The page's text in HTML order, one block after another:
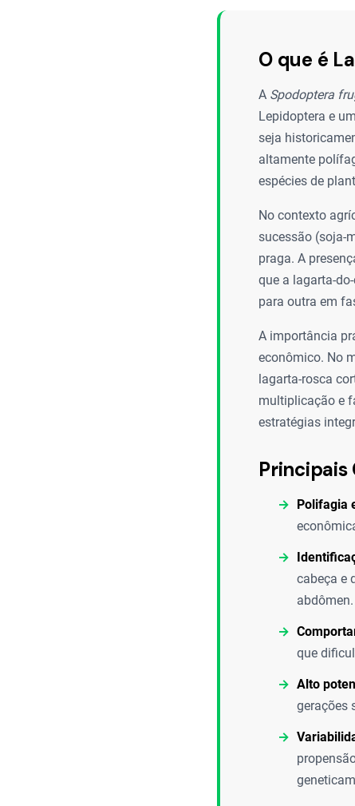
O que é
A Spodoptera
Lepidoptera e
seja
altamente
espécies de
No contexto
sucessão (soja-
praga. A
que a lagarta-
para outra em
A importância
econômico. No
lagarta-rosca
multiplicação e
estratégias
Polifagia
cabeça e
abdômen.
que
Alto
gerações